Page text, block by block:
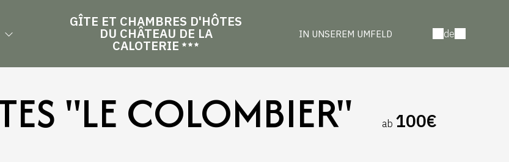
GÎTE ET CHAMBRES D'HÔTES
DU CHÂTEAU DE LA
CALOTERIE
IN UNSEREM UMFELD de
"LE COLOMBIER" ab 100€